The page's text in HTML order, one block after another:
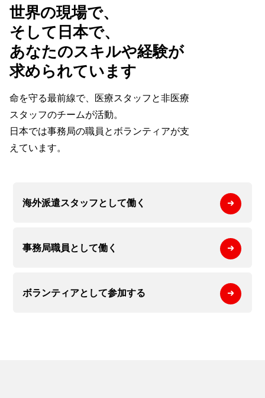
世界の現場で、
そして日本で、
あなたのスキルや経験が
求められています
命を守る最前線で、医療スタッフと非医療
スタッフのチームが活動。
日本では事務局の職員とボランティアが支
えています。
海外派遣スタッフとして働く
事務局職員として働く
ボランティアとして参加する